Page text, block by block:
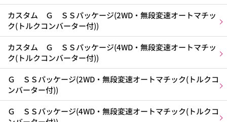
カスタム Ｇ ＳＳパッケージ(2WD・無段変速オートマチッ
ク(トルクコンバーター付))
カスタム Ｇ ＳＳパッケージ(4WD・無段変速オートマチッ
ク(トルクコンバーター付))
Ｇ ＳＳパッケージ(2WD・無段変速オートマチック(トルクコ
ンバーター付))
Ｇ ＳＳパッケージ(4WD・無段変速オートマチック(トルクコ